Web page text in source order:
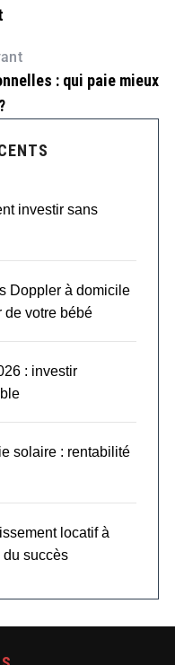
: qui paie mieux
investir sans
Doppler à domicile
votre bébé
: investir
solaire : rentabilité
locatif à
du succès